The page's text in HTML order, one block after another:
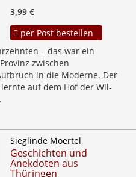
3,99 €
per Post bestellen
– das war ein
zwischen
in die Moderne. Der
auf dem Hof der Wil-
Sieglinde Moertel
Geschichten und
Anekdoten aus
Thüringen